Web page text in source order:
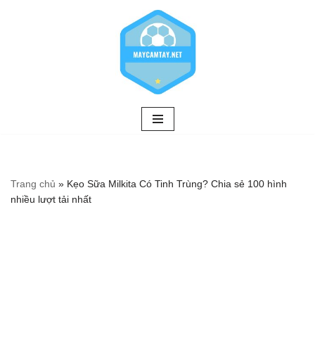
Trang chủ » Kẹo Sữa Milkita Có Tinh Trùng? Chia sẻ 100 hình
nhiều lượt tải nhất